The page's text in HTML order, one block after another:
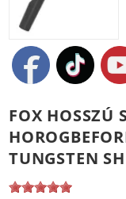
FOX HOSSZÚ
TUNGSTEN